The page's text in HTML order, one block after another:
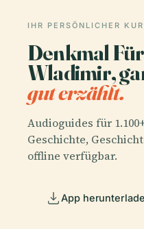
IHR PERSÖNLICHER
Denkmal
Wladimir,
gut erzählt.
Audioguides für
Geschichte,
offline verfügbar.
App